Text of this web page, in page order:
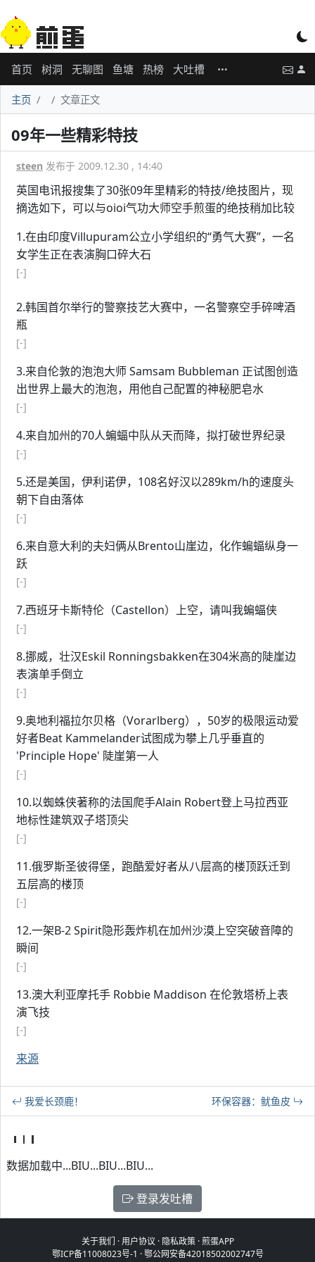
首页 树洞 无聊图 鱼塘 热榜 大吐槽
主页 文章正文
09年一些精彩特技
steen 发布于 2009.12.30 , 14:40
英国电讯报搜集了30张09年里精彩的特技/绝技图片，现
摘选如下，可以与oioi气功大师空手煎蛋的绝技稍加比较
1.在由印度Villupuram公立小学组织的“勇气大赛”，一名
女学生正在表演胸口碎大石
[-]
2.韩国首尔举行的警察技艺大赛中，一名警察空手碎啤酒
瓶
[-]
3.来自伦敦的泡泡大师 Samsam Bubbleman 正试图创造
出世界上最大的泡泡，用他自己配置的神秘肥皂水
[-]
4.来自加州的70人蝙蝠中队从天而降，拟打破世界纪录
[-]
5.还是美国，伊利诺伊，108名好汉以289km/h的速度头
朝下自由落体
[-]
6.来自意大利的夫妇俩从Brento山崖边，化作蝙蝠纵身一
跃
[-]
7.西班牙卡斯特伦（Castellon）上空，请叫我蝙蝠侠
[-]
8.挪威，壮汉Eskil Ronningsbakken在304米高的陡崖边
表演单手倒立
[-]
9.奥地利福拉尔贝格（Vorarlberg），50岁的极限运动爱
好者Beat Kammelander试图成为攀上几乎垂直的
'Principle Hope' 陡崖第一人
[-]
10.以蜘蛛侠著称的法国爬手Alain Robert登上马拉西亚
地标性建筑双子塔顶尖
[-]
11.俄罗斯圣彼得堡，跑酷爱好者从八层高的楼顶跃迁到
五层高的楼顶
[-]
12.一架B-2 Spirit隐形轰炸机在加州沙漠上空突破音障的
瞬间
[-]
13.澳大利亚摩托手 Robbie Maddison 在伦敦塔桥上表
演飞技
[-]
来源
我爱长颈鹿！ 环保容器：鱿鱼皮
数据加载中...BIU...BIU...BIU...
登录发吐槽
关于我们 ·用户协议 · 隐私政策·煎蛋APP
鄂ICP备11008023号-1 ·鄂公网安备42018502002747号